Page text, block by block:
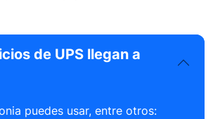
de UPS llegan a
puedes usar, entre otros: